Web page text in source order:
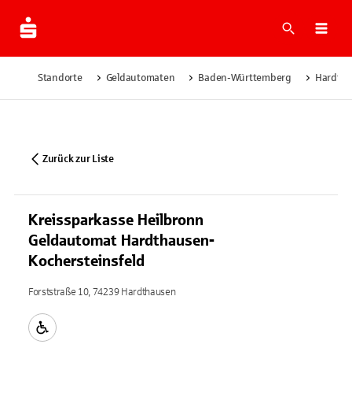
Suche
Standorte Geldautomaten Baden-Württemberg
Zurück zur Liste
Kreissparkasse Heilbronn
Geldautomat Hardthausen-
Kochersteinsfeld
Forststraße 10, 74239 Hardthausen